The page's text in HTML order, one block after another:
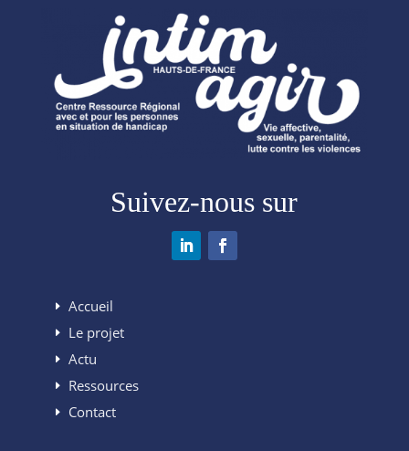
Suivez-nous sur
Accueil
Le projet
Actu
Ressources
Contact